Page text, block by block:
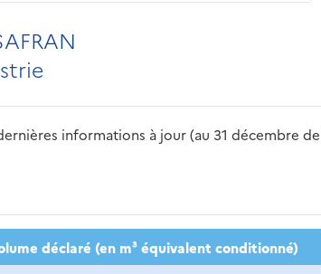
informations à jour (au 31 décembre
2015 2016 2017
déclaré (en m³ équivalent conditionné)